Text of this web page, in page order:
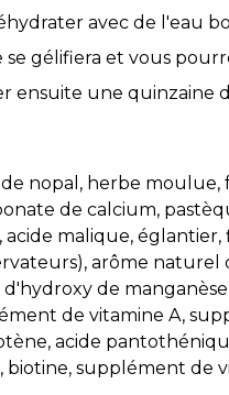
avec de l'eau
gélifiera et vous
ensuite une
nopal, herbe moulue,
de calcium,
acide malique,
arôme
de
de vitamine A,
acide
supplément de